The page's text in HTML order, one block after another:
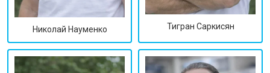
Николай Науменко Тигран Саркисян